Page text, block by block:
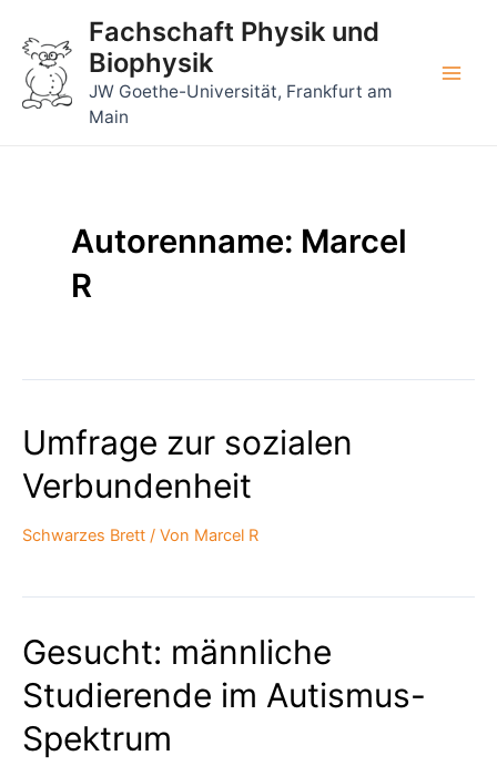
Inhalt
springen
Fachschaft Physik und
Biophysik
JW Goethe-Universität, Frankfurt am
Main
Autorenname: Marcel
R
Umfrage zur sozialen
Verbundenheit
Schwarzes Brett / Von Marcel R
Gesucht: männliche
Studierende im Autismus-
Spektrum